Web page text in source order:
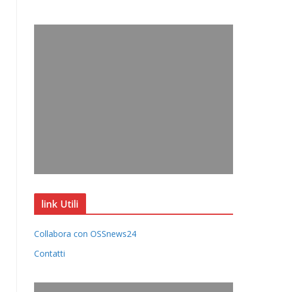
link Utili
Collabora con OSSnews24
Contatti